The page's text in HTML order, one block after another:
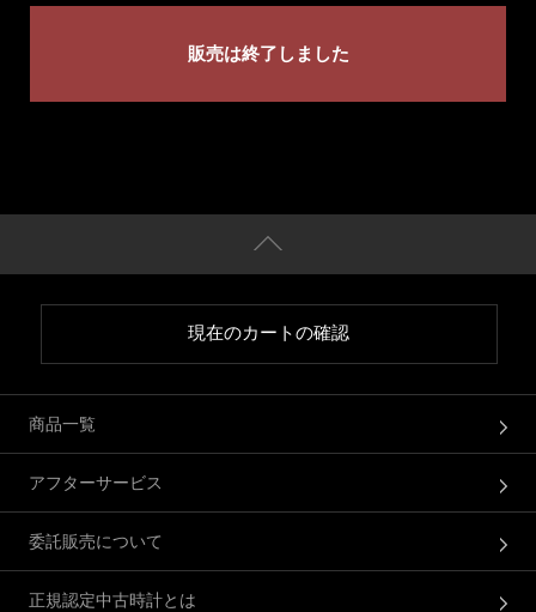
販売は終了しました
現在のカートの確認
商品一覧
アフターサービス
委託販売について
正規認定中古時計とは